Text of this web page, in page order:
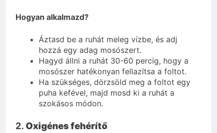
Hogyan alkalmazd?
Áztasd be a ruhát meleg vízbe, és adj
hozzá egy adag mosószert.
Hagyd állni a ruhát 30-60 percig, hogy a
mosószer hatékonyan fellazítsa a foltot.
Ha szükséges, dörzsöld meg a foltot egy
puha kefével, majd mosd ki a ruhát a
szokásos módon.
2.Oxigénes fehérítő